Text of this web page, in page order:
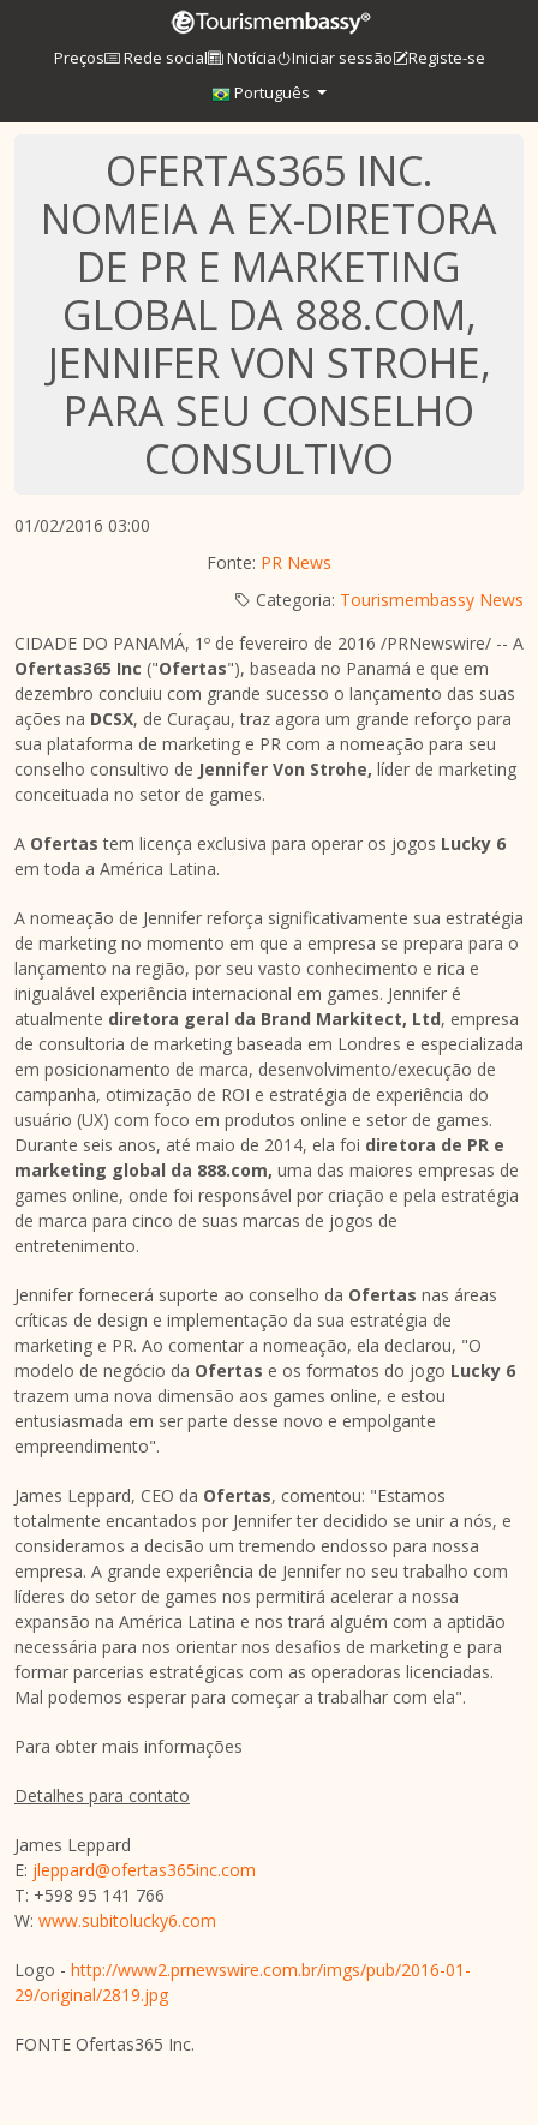
Preços Rede social Notícia Iniciar sessão
Registe-se
Português
OFERTAS365 INC.
NOMEIA A EX-DIRETORA
DE PR E MARKETING
GLOBAL DA 888.COM,
JENNIFER VON STROHE,
PARA SEU CONSELHO
CONSULTIVO
01/02/2016 03:00
Fonte: PR News
Categoria: Tourismembassy News
CIDADE DO PANAMÁ, 1º de fevereiro de 2016 /PRNewswire/ -- A
Ofertas365 Inc ("Ofertas"), baseada no Panamá e que em
dezembro concluiu com grande sucesso o lançamento das suas
ações na DCSX, de Curaçau, traz agora um grande reforço para
sua plataforma de marketing e PR com a nomeação para seu
conselho consultivo de Jennifer Von Strohe, líder de marketing
conceituada no setor de games.
A Ofertastem licença exclusiva para operar os jogos Lucky 6
em toda a América Latina.
A nomeação de Jennifer reforça significativamente sua estratégia
de marketing no momento em que a empresa se prepara para o
lançamento na região, por seu vasto conhecimento e rica e
inigualável experiência internacional em games. Jennifer é
atualmente diretora geral da Brand Markitect, Ltd, empresa
de consultoria de marketing baseada em Londres e especializada
em posicionamento de marca, desenvolvimento/execução de
campanha, otimização de ROI e estratégia de experiência do
usuário (UX) com foco em produtos online e setor de games.
Durante seis anos, até maio de 2014, ela foi diretora de PR e
marketing global da 888.com, uma das maiores empresas de
games online, onde foi responsável por criação e pela estratégia
de marca para cinco de suas marcas de jogos de
entretenimento.
Jennifer fornecerá suporte ao conselho da Ofertas nas áreas
críticas de design e implementação da sua estratégia de
marketing e PR. Ao comentar a nomeação, ela declarou, "O
modelo de negócio da Ofertas e os formatos do jogo Lucky 6
trazem uma nova dimensão aos games online, e estou
entusiasmada em ser parte desse novo e empolgante
empreendimento".
James Leppard, CEO da Ofertas, comentou: "Estamos
totalmente encantados por Jennifer ter decidido se unir a nós, e
consideramos a decisão um tremendo endosso para nossa
empresa. A grande experiência de Jennifer no seu trabalho com
líderes do setor de games nos permitirá acelerar a nossa
expansão na América Latina e nos trará alguém com a aptidão
necessária para nos orientar nos desafios de marketing e para
formar parcerias estratégicas com as operadoras licenciadas.
Mal podemos esperar para começar a trabalhar com ela".
Para obter mais informações
Detalhes para contato
James Leppard
E: jleppard@ofertas365inc.com
T: +598 95 141 766
W: www.subitolucky6.com
Logo - http://www2.prnewswire.com.br/imgs/pub/2016-01-
29/original/2819.jpg
FONTE Ofertas365 Inc.